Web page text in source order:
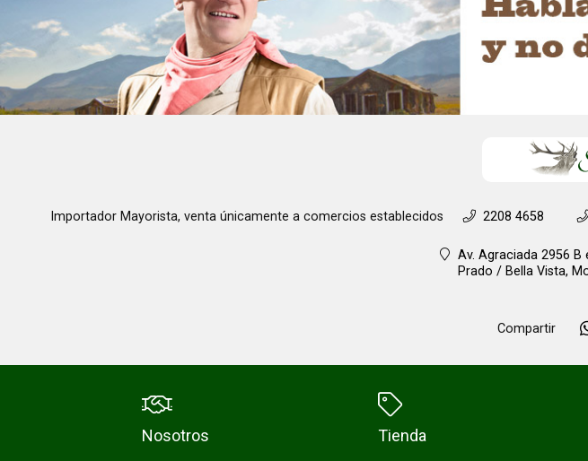
Importador Mayorista, venta únicamente a comercios establecidos 2208 4658
Av. Agraciada 2956 B
Prado / Bella Vista,
Compartir
Nosotros Tienda